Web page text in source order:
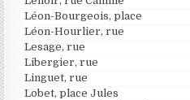
Léon-Bourgeois, place
Léon-Hourlier, rue
Lesage, rue
Libergier, rue
Linguet, rue
Lobet, place Jules